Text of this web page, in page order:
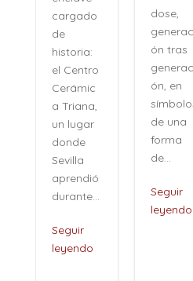
cargado
de
historia:
el Centro
Cerámic
a Triana,
un lugar
donde
Sevilla
aprendió
durante...
Seguir
leyendo
dose,
ón tras
ón, en
de una
forma
de...
Seguir
leyendo